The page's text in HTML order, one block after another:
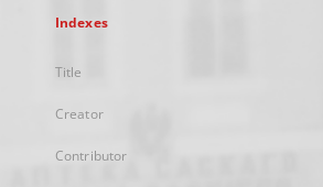
Indexes
Title
Creator
Contributor